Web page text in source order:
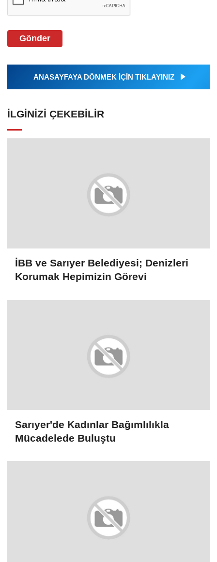
Gönder
ANASAYFAYA DÖNMEK İÇİN TIKLAYINIZ
İLGINIZI ÇEKEBILIR
İBB ve Sarıyer Belediyesi; Denizleri
Korumak Hepimizin Görevi
Sarıyer'de Kadınlar Bağımlılıkla
Mücadelede Buluştu